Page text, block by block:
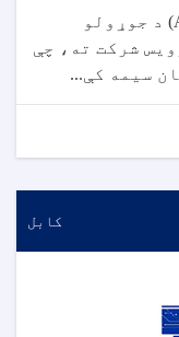
د سایبري عملیاتي مرکز (AF-SOC) د جوړولو
شرکت ته، چې
سیمه کې...
کابل